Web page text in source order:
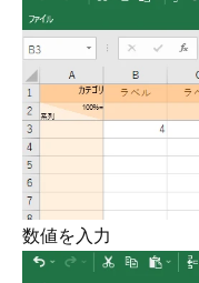
数値を入力